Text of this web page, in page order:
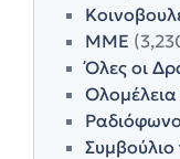
ΜΜΕ
Όλες οι
Ραδιόφωνο